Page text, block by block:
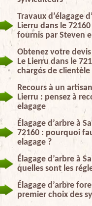
Travaux d’élagage
Lierru dans le
fournis par Steven
Obtenez votre devis
Le Lierru dans le
chargés de
Recours à un
Lierru : pensez à
elagage
Élagage d’arbre à
72160 : pourquoi
elagage ?
Élagage d’arbre à
quelles sont les
Élagage d’arbre
premier choix des